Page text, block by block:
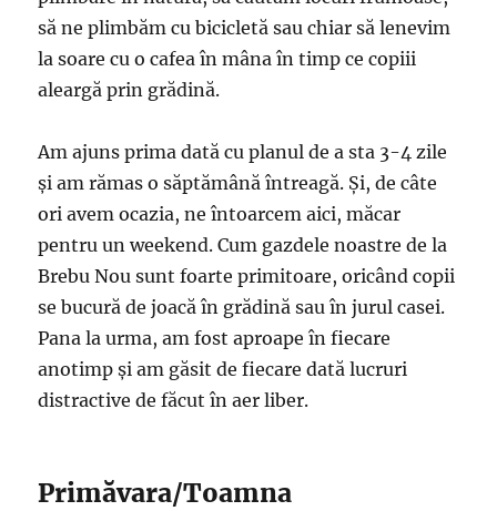
să ne plimbăm cu bicicletă sau chiar să lenevim
la soare cu o cafea în mâna în timp ce copiii
aleargă prin grădină.
Am ajuns prima dată cu planul de a sta 3-4 zile
și am rămas o săptămână întreagă. Și, de câte
ori avem ocazia, ne întoarcem aici, măcar
pentru un weekend. Cum gazdele noastre de la
Brebu Nou sunt foarte primitoare, oricând copii
se bucură de joacă în grădină sau în jurul casei.
Pana la urma, am fost aproape în fiecare
anotimp și am găsit de fiecare dată lucruri
distractive de făcut în aer liber.
Primăvara/Toamna